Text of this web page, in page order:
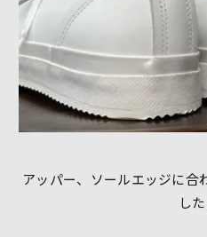
アッパー、ソールエッジに合
した